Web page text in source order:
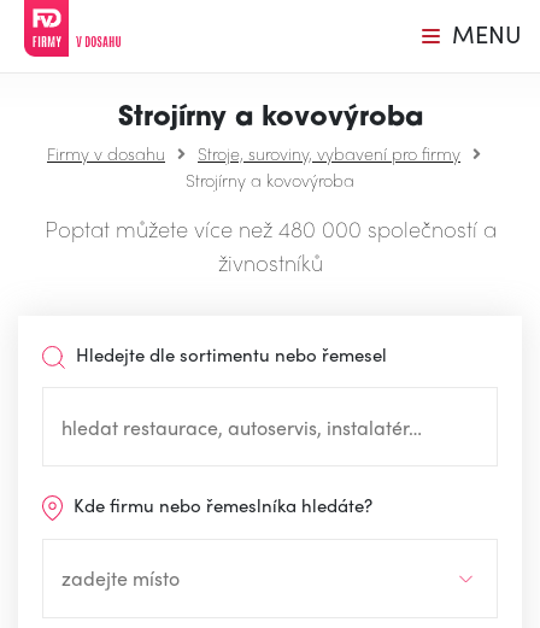
MENU
Strojírny a kovovýroba
Firmy v dosahu
Stroje, suroviny, vybavení pro firmy
Strojírny a kovovýroba
Poptat můžete více než 480 000 společností a
živnostníků
Hledejte dle sortimentu nebo řemesel
Kde firmu nebo řemeslníka hledáte?